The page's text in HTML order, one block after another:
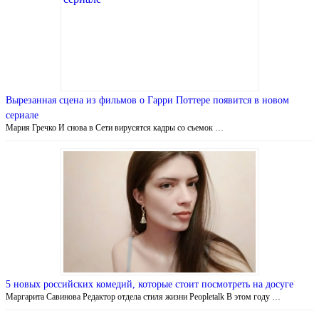
Вырезанная сцена из фильмов о Гарри Поттере появится в новом
сериале
Мария Гречко И снова в Сети вирусятся кадры со съемок …
5 новых российских комедий, которые стоит посмотреть на досуге
Маргарита Савинова Редактор отдела стиля жизни Peopletalk В этом году …